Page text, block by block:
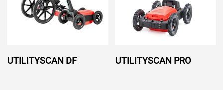
UTILITYSCAN DF UTILITYSCAN PRO